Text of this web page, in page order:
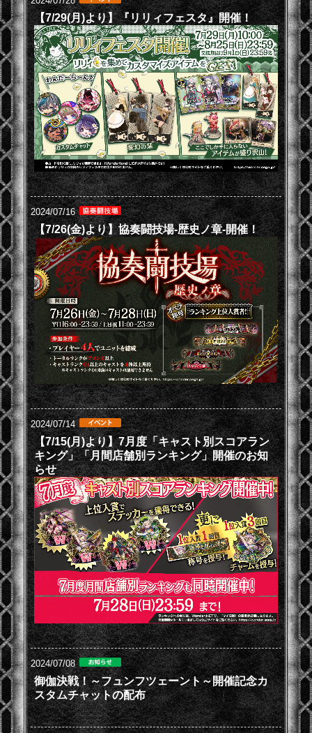
【7/29(月)より】『リリィフェスタ』開催！
2024/07/16
【7/26(金)より】協奏闘技場-歴史ノ章-開催！
2024/07/14
【7/15(月)より】7月度「キャスト別スコアラン
キング」「月間店舗別ランキング」開催のお知
らせ
2024/07/08
御伽決戦！～フュンフツェーント～開催記念カ
スタムチャットの配布